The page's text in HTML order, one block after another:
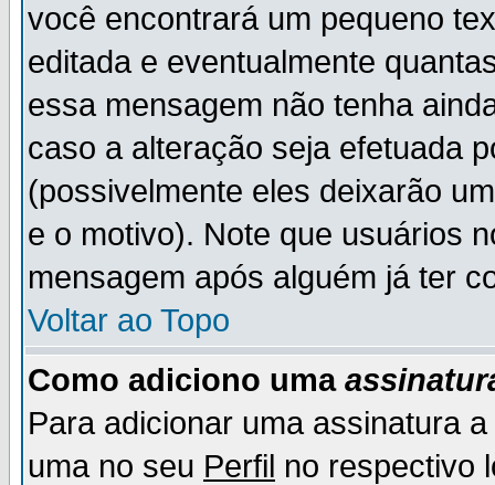
você encontrará um pequeno
editada e eventualmente
essa mensagem não tenha
caso a alteração seja efetuada
(possivelmente eles deixarão
e o motivo). Note que usuários
mensagem após alguém já ter
Voltar ao Topo
Como adiciono uma
Para adicionar uma assinatura
uma no seu Perfil no respectivo